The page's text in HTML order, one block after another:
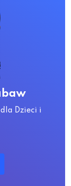
Dzieci i